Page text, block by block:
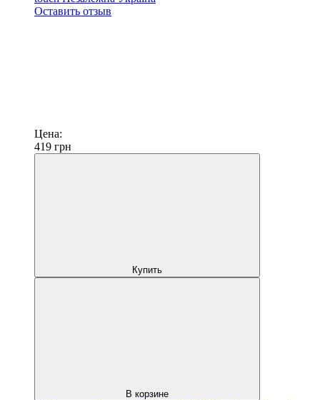
Оставить отзыв
Цена:
419 грн
Купить
В корзине